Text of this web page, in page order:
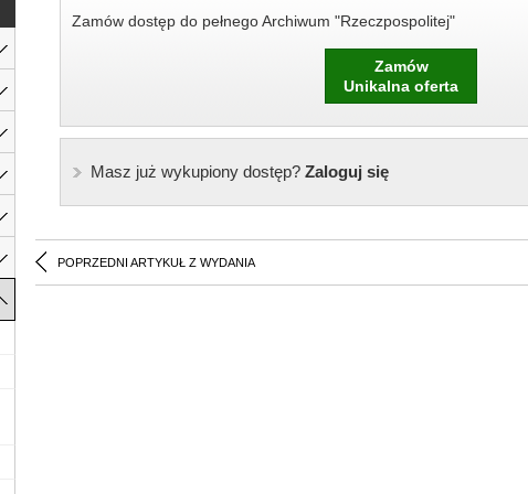
Zamów dostęp do pełnego Archiwum "Rzeczpospolitej"
Zamów
Unikalna oferta
Masz już wykupiony dostęp?Zaloguj się
POPRZEDNI ARTYKUŁ Z WYDANIA